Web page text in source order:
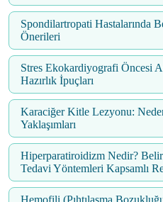
Spondilartropati Hastalarında
Önerileri
Stres Ekokardiyografi Öncesi
Hazırlık İpuçları
Karaciğer Kitle Lezyonu:
Yaklaşımları
Hiperparatiroidizm Nedir?
Tedavi Yöntemleri Kapsamlı